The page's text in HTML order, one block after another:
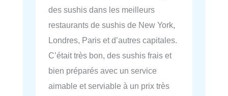
des sushis dans les meilleurs
restaurants de sushis de New York,
Londres, Paris et d’autres capitales.
C’était très bon, des sushis frais et
bien préparés avec un service
aimable et serviable à un prix très